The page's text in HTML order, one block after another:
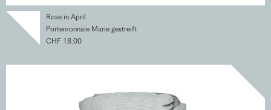
Rose in April
Portemonnaie Marie gestreift
CHF 18.00